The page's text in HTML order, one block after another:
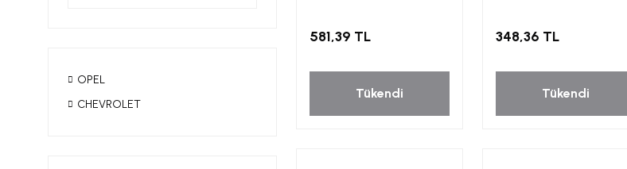
OPEL
CHEVROLET
581,39 TL
Tükendi
348,36 TL
Tükendi